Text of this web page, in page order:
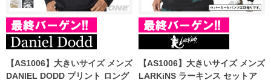
【AS1006】大きいサイズ メンズ
DANIEL DODD プリント ロング
【AS1006】大きいサイズ メンズ
LARKiNS ラーキンス セットア